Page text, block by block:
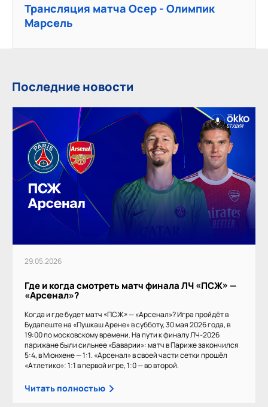
Трансляция матча Осер - Олимпик
Марсель
Последние новости
29.05.2026
Где и когда смотреть матч финала ЛЧ «ПСЖ» —
«Арсенал»?
Когда и где будет матч «ПСЖ» — «Арсенал»? Игра пройдёт в
Будапеште на «Пушкаш Арене» в субботу, 30 мая 2026 года, в
19:00 по московскому времени. На пути к финалу ЛЧ-2026
парижане были сильнее «Баварии»: матч в Париже закончился
5:4, в Мюнхене — 1:1. «Арсенал» в своей части сетки прошёл
«Атлетико»: 1:1 в первой игре, 1:0 — во второй.
Читать полностью